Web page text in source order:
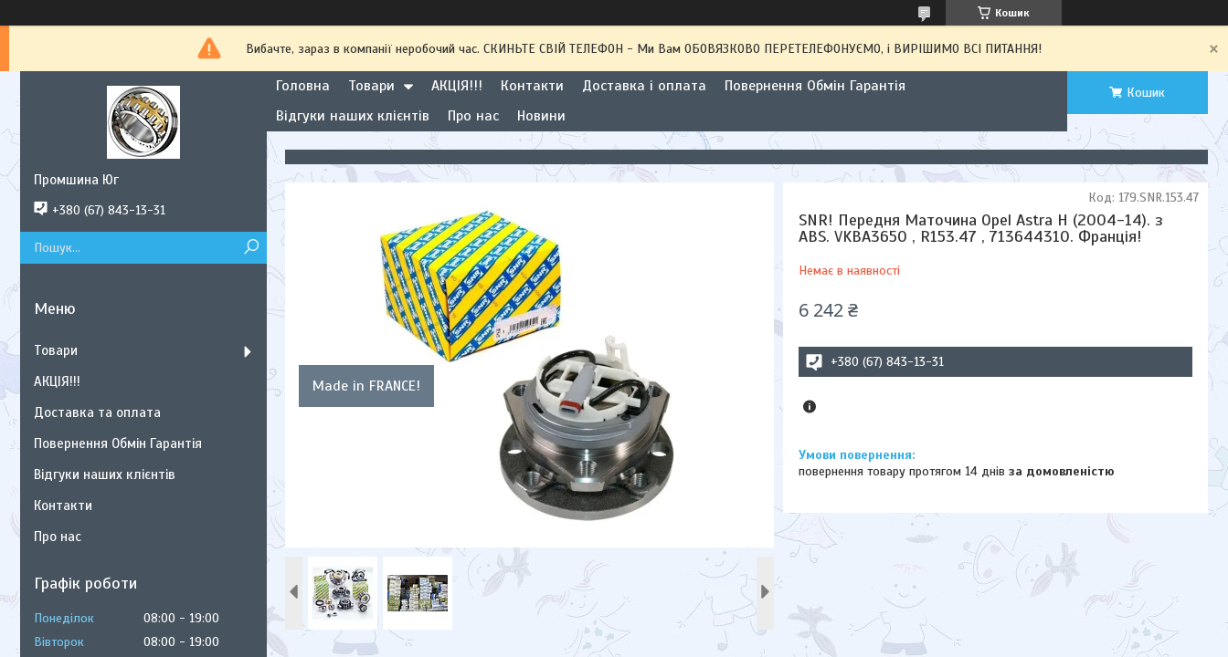
Кошик
Вибачте, зараз в компанії неробочий час. СКИНЬТЕ СВІЙ ТЕЛЕФОН - Ми Вам ОБОВЯЗКОВО ПЕРЕТЕЛЕФОНУЄМО, і ВИРІШИМО ВСІ ПИТАННЯ!
Головна Товари АКЦІЯ!!! Контакти Доставка і оплата
Повернення Обмін Гарантія
Відгуки наших клієнтів
Про нас Новини
Кошик
Made in FRANCE!
SNR! Передня Маточина Opel Astra H (2004-14). з
ABS. VKBA3650 , R153.47 , 713644310. Франція!
Немає в наявності
Код: 179.SNR.153.47
6 242 ₴
+380 (67) 843-13-31
повернення товару протягом 14 днівза домовленістю
Промшина Юг
+380 (67) 843-13-31
Товари
АКЦІЯ!!!
Доставка та оплата
Повернення Обмін Гарантія
Відгуки наших клієнтів
Контакти
Про нас
Графік роботи
Понеділок 08:00
19:00
Вівторок
08:00
19:00